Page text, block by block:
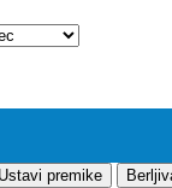
Ustavi premike